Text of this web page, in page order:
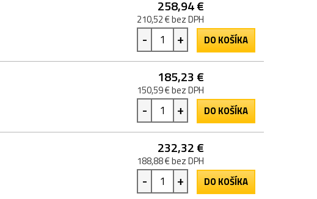
258,94 €
210,52 € bez DPH
- + DO KOŠÍKA
185,23 €
150,59 € bez DPH
- + DO KOŠÍKA
232,32 €
188,88 € bez DPH
- + DO KOŠÍKA